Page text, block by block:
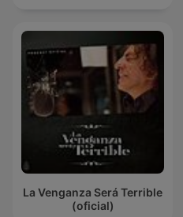
La Venganza Será Terrible
(oficial)